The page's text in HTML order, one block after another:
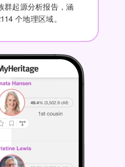
群起源分析报告，涵
个地理区域。